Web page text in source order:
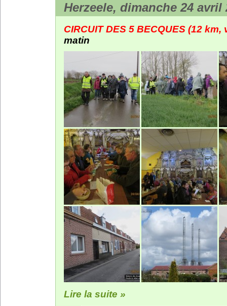
Herzeele, dimanche 24 avril
CIRCUIT DES 5 BECQUES (12
matin
Lire la suite »